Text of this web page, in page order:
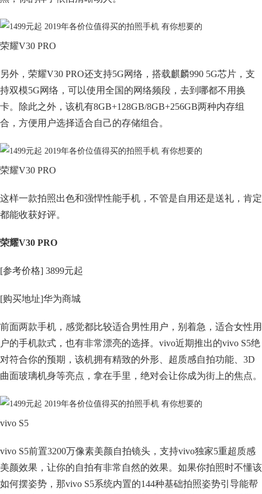
荣耀V30 PRO
另外，荣耀V30 PRO还支持5G网络，搭载麒麟990 5G芯片，支
持双模5G网络，可以使用全国的网络频段，去到哪都不用换
卡。除此之外，该机有8GB+128GB/8GB+256GB两种内存组
合，方便用户选择适合自己的存储组合。
荣耀V30 PRO
这样一款拍照出色和强悍性能手机，不管是自用还是送礼，肯定
都能收获好评。
荣耀V30 PRO
[参考价格] 3899元起
[购买地址]华为商城
前面两款手机，感觉都比较适合男性用户，别着急，适合女性用
户的手机款式，也有非常漂亮的选择。vivo近期推出的vivo S5绝
对符合你的预期，该机拥有精致的外形、超质感自拍功能、3D
曲面玻璃机身等亮点，拿在手里，绝对会让你成为街上的焦点。
vivo S5
vivo S5前置3200万像素美颜自拍镜头，支持vivo独家5重超质感
美颜效果，让你的自拍有非常自然的效果。如果你拍照时不懂该
如何摆姿势，那vivo S5系统内置的144种基础拍照姿势引导能帮